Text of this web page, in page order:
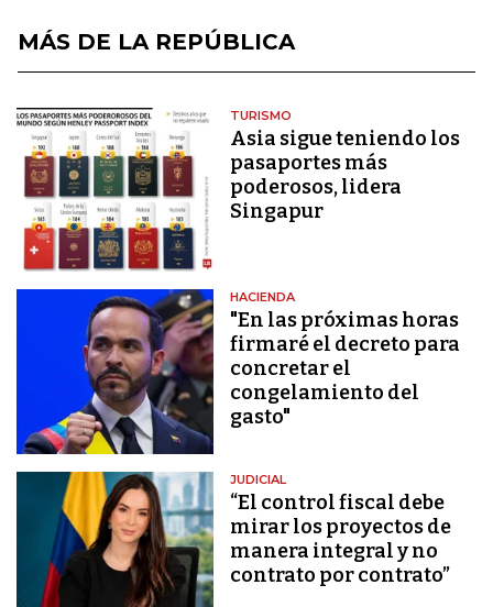
MÁS DE LA REPÚBLICA
TURISMO
Asia sigue teniendo los
pasaportes más
poderosos, lidera
Singapur
HACIENDA
"En las próximas horas
firmaré el decreto para
concretar el
congelamiento del
gasto"
JUDICIAL
“El control fiscal debe
mirar los proyectos de
manera integral y no
contrato por contrato”